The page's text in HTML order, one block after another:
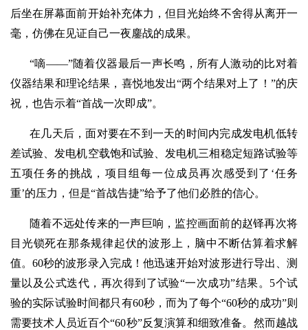
后坐在屏幕面前开始补充体力，但目光始终不舍得从离开一
毫，仿佛在见证自己一夜鏖战的成果。
“嘀——”随着仪器最后一声长鸣，所有人激动的比对着
仪器结果和理论结果，喜悦地发出“两个结果对上了！”的庆
祝，也告示着“首战一次即成”。
在几天后，面对要在不到一天的时间内完成发电机低转
差试验、发电机空载饱和试验、发电机三相稳定短路试验等
五项任务的挑战，项目组每一位成员再次感受到了‘任务
重’的压力，但是“首战告捷”给予了他们必胜的信心。
随着不远处传来的一声巨响，监控画面前的赵铎再次将
目光锁死在那条规律起伏的波形上，脑中不断估算着求解
值。60秒的波形录入完成！他迅速开始对波形进行导出、测
量以及公式迭代，再次得到了试验“一次成功”结果。5个试
验的实际试验时间都只有60秒，而为了每个“60秒的成功”则
需要技术人员近百个“60秒”反复演算和细致准备。然而越战